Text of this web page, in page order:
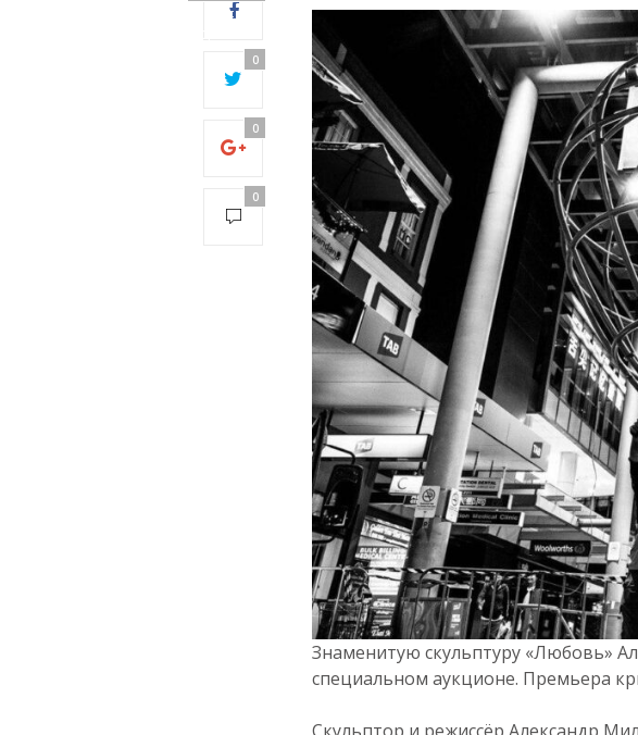
28:
timed out
after 5000
with 0 out of
0 bytes
0
0
0
Знаменитую скульптуру «Любовь»
специальном аукционе. Премьера